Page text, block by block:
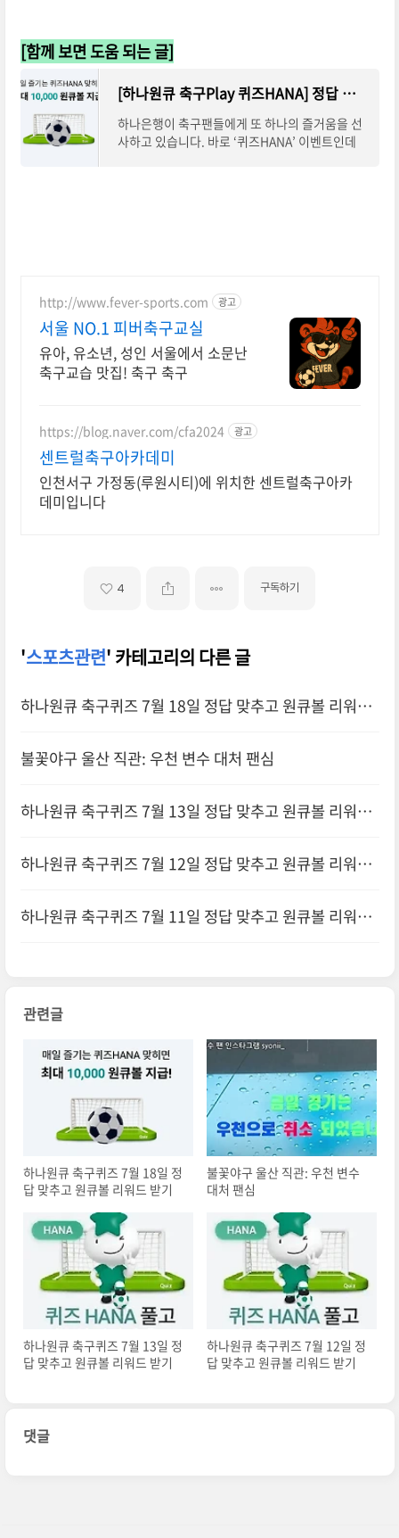
[함께 보면 도움 되는 글]
[하나원큐 축구Play 퀴즈HANA] 정답 맞추고 원큐볼 앱테크 하기
하나은행이 축구팬들에게 또 하나의 즐거움을 선
사하고 있습니다. 바로 ‘퀴즈HANA’ 이벤트인데
http://www.fever-sports.com 광고
서울 NO.1 피버축구교실
유아, 유소년, 성인 서울에서 소문난
축구교습 맛집! 축구 축구
https://blog.naver.com/cfa2024 광고
센트럴축구아카데미
인천서구 가정동(루원시티)에 위치한 센트럴축구아카
데미입니다
4 구독하기
'스포츠관련' 카테고리의 다른 글
하나원큐 축구퀴즈 7월 18일 정답 맞추고 원큐볼 리워드
불꽃야구 울산 직관: 우천 변수 대처 팬심
하나원큐 축구퀴즈 7월 13일 정답 맞추고 원큐볼 리워드
하나원큐 축구퀴즈 7월 12일 정답 맞추고 원큐볼 리워드
하나원큐 축구퀴즈 7월 11일 정답 맞추고 원큐볼 리워드
관련글
하나원큐 축구퀴즈 7월 18일 정
답 맞추고 원큐볼 리워드 받기
불꽃야구 울산 직관: 우천 변수
대처 팬심
하나원큐 축구퀴즈 7월 13일 정
답 맞추고 원큐볼 리워드 받기
하나원큐 축구퀴즈 7월 12일 정
답 맞추고 원큐볼 리워드 받기
댓글